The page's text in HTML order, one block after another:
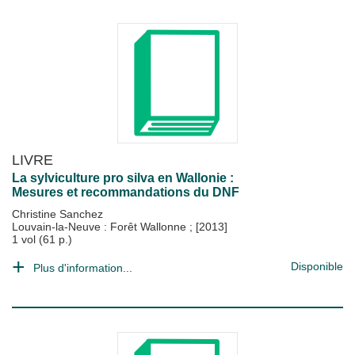
LIVRE
La sylviculture pro silva en Wallonie :
Mesures et recommandations du DNF
Christine Sanchez
Louvain-la-Neuve : Forêt Wallonne ; [2013]
1 vol (61 p.)
Plus d'information... Disponible